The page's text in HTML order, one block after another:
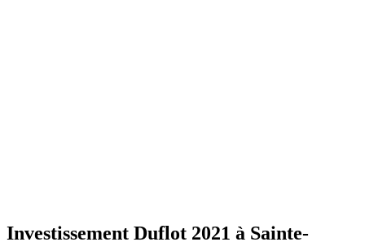
Investissement Duflot 2021 à Sainte-